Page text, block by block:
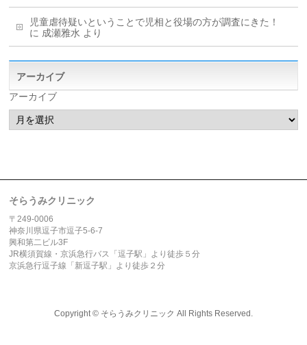
児童虐待疑いということで児相と役場の方が調査にきた！
に 成瀬雅水 より
アーカイブ
アーカイブ
そらうみクリニック
〒249-0006
神奈川県逗子市逗子5-6-7
興和第二ビル3F
JR横須賀線・京浜急行バス「逗子駅」より徒歩５分
京浜急行逗子線「新逗子駅」より徒歩２分
Copyright © そらうみクリニック All Rights Reserved.